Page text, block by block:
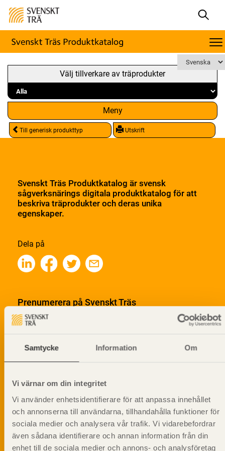
Samtycke Information Om
Vi värnar om din integritet
Vi använder enhetsidentifierare för att anpassa innehållet
och annonserna till användarna, tillhandahålla funktioner för
sociala medier och analysera vår trafik. Vi vidarebefordrar
även sådana identifierare och annan information från din
enhet till de sociala medier och annons- och analysföretag
Välj tillverkare av träprodukter
Meny
Till generisk produkttyp Utskrift
Svenskt Träs Produktkatalog är svensk
sågverksnärings digitala produktkatalog för att
beskriva träprodukter och deras unika
egenskaper.
Dela på
Prenumerera på Svenskt Träs
informationsutskick!